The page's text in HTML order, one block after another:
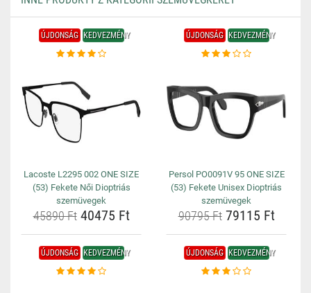
ÚJDONSÁG KEDVEZMÉNY
Lacoste L2295 002 ONE SIZE
(53) Fekete Női Dioptriás
szemüvegek
45890 Ft40475 Ft
ÚJDONSÁG KEDVEZMÉNY
Persol PO0091V 95 ONE SIZE
(53) Fekete Unisex Dioptriás
szemüvegek
90795 Ft79115 Ft
ÚJDONSÁG KEDVEZMÉNY ÚJDONSÁG KEDVEZMÉNY